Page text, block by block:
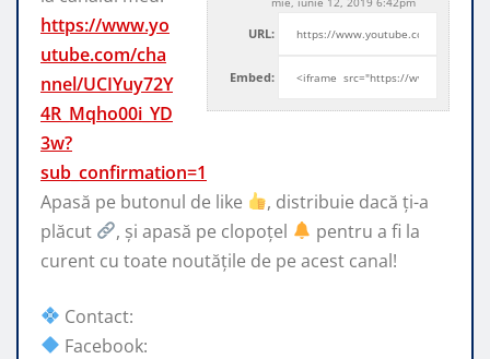
URL:
Embed:
https://www.yo
utube.com/cha
nnel/UCIYuy72Y
4R_Mqho00i_YD
3w?
sub_confirmation=1
Apasă pe butonul de like
, distribuie dacă ți-a
plăcut
, șiapasă pe clopoțel
pentru a fi la
curent cu toate noutățile de pe acest canal!
Contact:
Facebook: